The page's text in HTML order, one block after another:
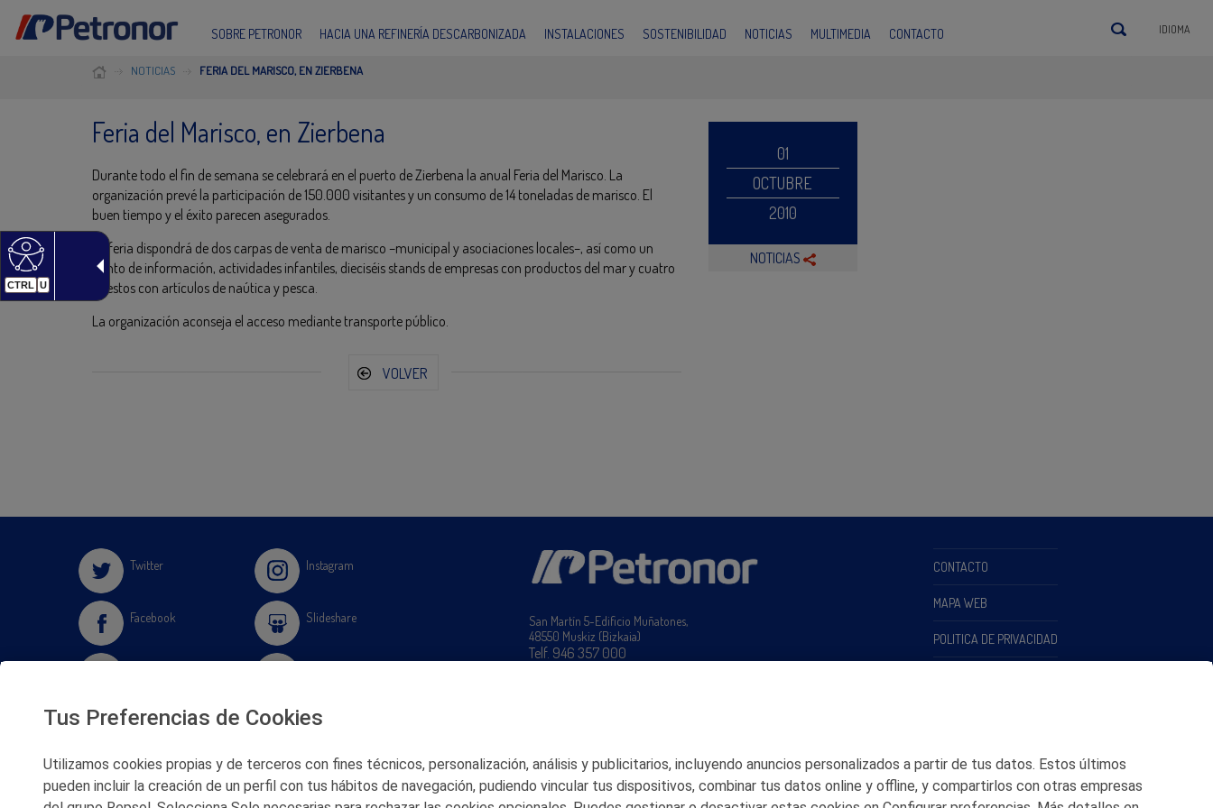
CTRL U
SOBRE PETRONOR HACIA UNA REFINERÍA DESCARBONIZADA INSTALACIONES SOSTENIBILIDAD NOTICIAS MULTIMEDIA CONTACTO IDIOMA
NOTICIAS FERIA DEL MARISCO, EN ZIERBENA
Feria del Marisco, en Zierbena
Durante todo el fin de semana se celebrará en el puerto de Zierbena la anual Feria del Marisco. La
organización prevé la participación de 150.000 visitantes y un consumo de 14 toneladas de marisco. El
buen tiempo y el éxito parecen asegurados.
La feria dispondrá de dos carpas de venta de marisco –municipal y asociaciones locales–, así como un
punto de información, actividades infantiles, dieciséis stands de empresas con productos del mar y cuatro
puestos con artículos de naútica y pesca.
La organización aconseja el acceso mediante transporte público.
VOLVER
01
OCTUBRE
2010
NOTICIAS
Twitter
Facebook
Flickr
Instagram
Slideshare
San Martín 5-Edificio Muñatones,
48550 Muskiz (Bizkaia)
Telf. 946 357 000
CONTACTO
MAPA WEB
POLITICA DE PRIVACIDAD
Tus Preferencias de Cookies
Utilizamos cookies propias y de terceros con fines técnicos, personalización, análisis y publicitarios, incluyendo anuncios personalizados a partir de tus datos. Estos últimos
pueden incluir la creación de un perfil con tus hábitos de navegación, pudiendo vincular tus dispositivos, combinar tus datos online y offline, y compartirlos con otras empresas